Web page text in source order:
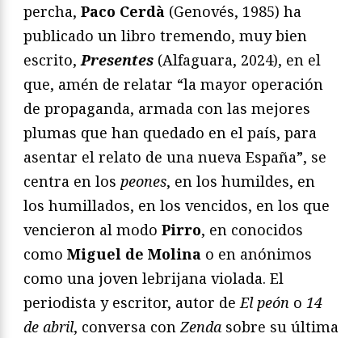
percha, Paco Cerdà (Genovés, 1985) ha
publicado un libro tremendo, muy bien
escrito, Presentes (Alfaguara, 2024), en el
que, amén de relatar “la mayor operación
de propaganda, armada con las mejores
plumas que han quedado en el país, para
asentar el relato de una nueva España”, se
centra en los peones, en los humildes, en
los humillados, en los vencidos, en los que
vencieron al modo Pirro, en conocidos
como Miguel de Molina o en anónimos
como una joven lebrijana violada. El
periodista y escritor, autor de El peón o 14
de abril, conversa con Zenda sobre su última